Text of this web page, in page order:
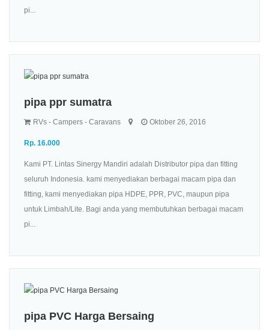
pi...
pipa ppr sumatra
RVs - Campers - Caravans Oktober 26, 2016
Rp. 16.000
Kami PT. Lintas Sinergy Mandiri adalah Distributor pipa dan fitting
seluruh Indonesia. kami menyediakan berbagai macam pipa dan
fitting, kami menyediakan pipa HDPE, PPR, PVC, maupun pipa
untuk Limbah/Lite. Bagi anda yang membutuhkan berbagai macam
pi...
pipa PVC Harga Bersaing